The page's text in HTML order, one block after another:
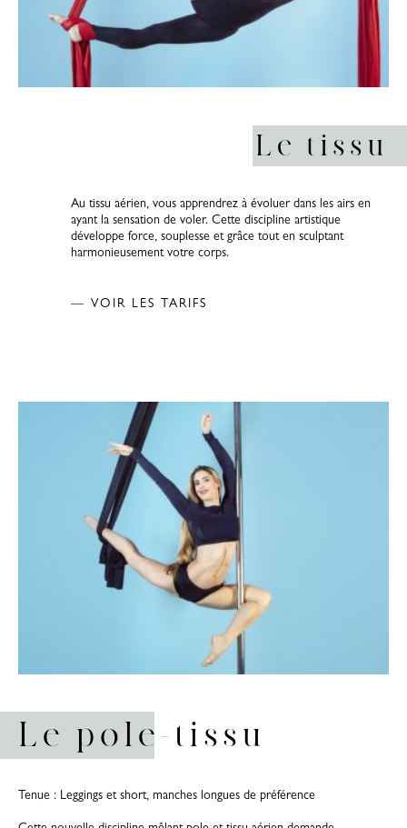
Le tissu
Au tissu aérien, vous apprendrez à évoluer dans les airs en
ayant la sensation de voler. Cette discipline artistique
développe force, souplesse et grâce tout en sculptant
harmonieusement votre corps.
— VOIR LES TARIFS
Le pole-tissu
Tenue : Leggings et short, manches longues de préférence